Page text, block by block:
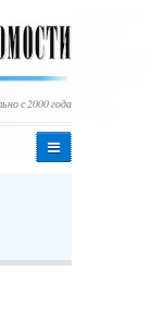
с 2000 года